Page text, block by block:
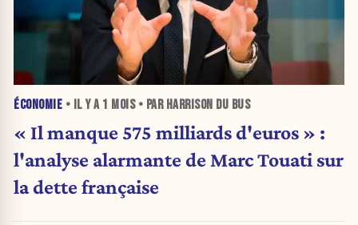
ÉCONOMIE • IL Y A 1 MOIS• PAR HARRISON DU BUS
« Il manque 575 milliards d'euros » :
l'analyse alarmante de Marc Touati sur
la dette française